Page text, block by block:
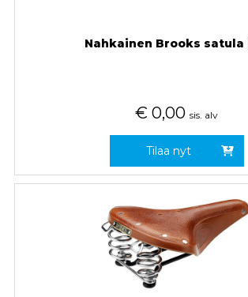
Nahkainen Brooks satula
€ 0,00 sis. alv
Tilaa nyt